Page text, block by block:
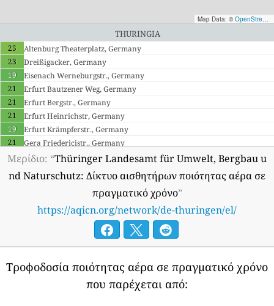
Map Data: © OpenStreetMap contributors
Thuringia
25
Altenburg Theaterplatz, Germany
23
Dreißigacker, Germany
19
Eisenach Werneburgstr., Germany
21
Erfurt Bautzener Weg, Germany
21
Erfurt Bergstr., Germany
21
Erfurt Heinrichstr, Germany
19
Erfurt Krämpferstr., Germany
21
Gera Friedericistr., Germany
25
Greiz Mollbergstr., Germany
Hummelshain, Trockenborn, Germany
21
Jena Dammstr., Wenigenjena, Germany
Mühlhausen Bastmarkt, Mühlhausen/Thüringen, Germany
Mühlhausen Wanfrieder Str, Felchta, Germany
Neuhaus, Neuhaus am Rennweg, Germany
Nordhausen, Germany
17
Possen, Sondershausen, Germany
21
Suhl F.-König-Str, Lauter, Germany
21
Weimar Schwanseestr., Germany
Weimar Steubenstr., Germany
Μερίδιο: “Thüringer Landesamt für Umwelt, Bergbau u
nd Naturschutz: Δίκτυο αισθητήρων ποιότητας αέρα σε
πραγματικό χρόνο”
https://aqicn.org/network/de-thuringen/el/
Τροφοδοσία ποιότητας αέρα σε πραγματικό χρόνο
που παρέχεται από: